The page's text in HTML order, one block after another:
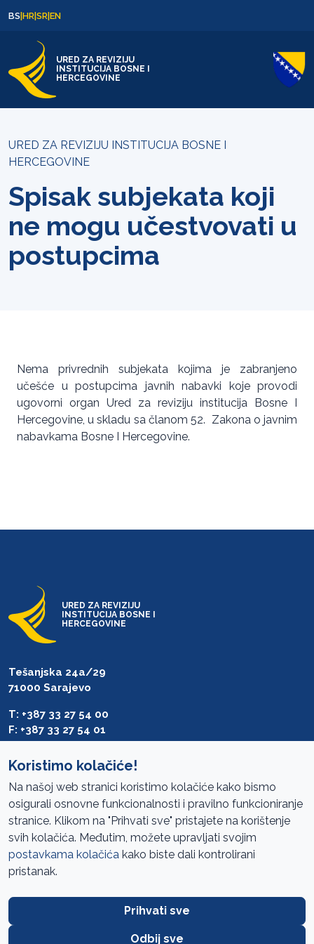
BS|HR|SR|EN
URED ZA REVIZIJU
INSTITUCIJA BOSNE I
HERCEGOVINE
URED ZA REVIZIJU INSTITUCIJA BOSNE I
HERCEGOVINE
Spisak subjekata koji
ne mogu učestvovati u
postupcima
Nema privrednih subjekata kojima je zabranjeno
učešće u postupcima javnih nabavki koje provodi
ugovorni organ Ured za reviziju institucija Bosne I
Hercegovine, u skladu sa članom 52. Zakona o javnim
nabavkama Bosne I Hercegovine.
URED ZA REVIZIJU
INSTITUCIJA BOSNE I
HERCEGOVINE
Tešanjska 24a/29
71000 Sarajevo
T: +387 33 27 54 00
F: +387 33 27 54 01
Pristup informacijama
Mapa sajta
Oglasi
Koristimo kolačiće!
Na našoj web stranici koristimo kolačiće kako bismo
osigurali osnovne funkcionalnosti i pravilno funkcioniranje
stranice. Klikom na "Prihvati sve" pristajete na korištenje
svih kolačića. Međutim, možete upravljati svojim
postavkama kolačića kako biste dali kontrolirani
pristanak.
Prihvati sve
Odbij sve